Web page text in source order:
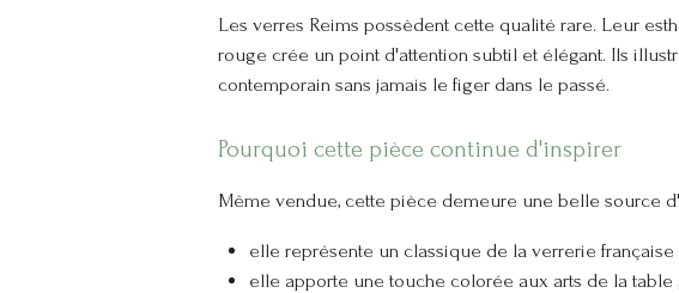
Les verres Reims possèdent cette qualité rare. Leur
rouge crée un point d'attention subtil et élégant. Ils
contemporain sans jamais le figer dans le passé.
Pourquoi cette pièce continue d'inspirer
Même vendue, cette pièce demeure une belle source
elle représente un classique de la verrerie française
elle apporte une touche colorée aux arts de la table ;